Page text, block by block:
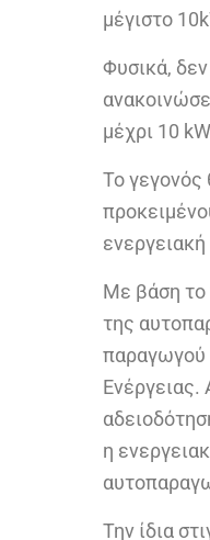
μέγιστο
Φυσικά,
μέχρι 10
Το γεγονός
Με βάση το
της
παραγωγού
Ενέργειας.
η
Την ίδια